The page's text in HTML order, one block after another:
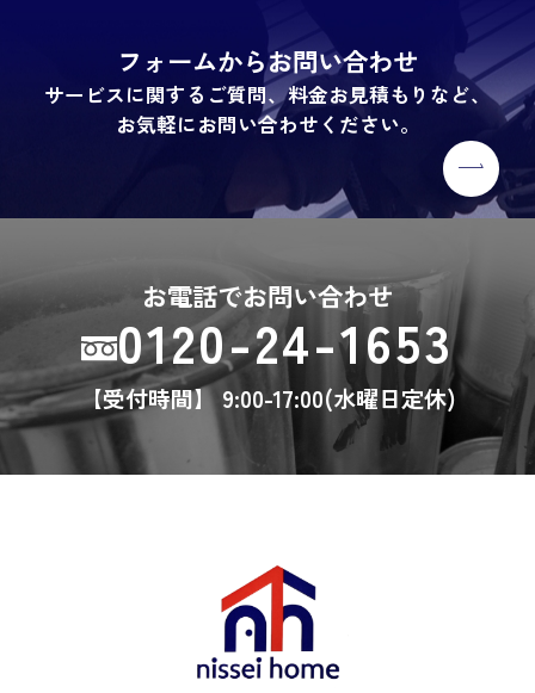
フォームからお問い合わせ
サービスに関するご質問、料金お見積もりなど、
お気軽にお問い合わせください。
お電話でお問い合わせ
0120-24-1653
【受付時間】 9:00-17:00(水曜日定休)